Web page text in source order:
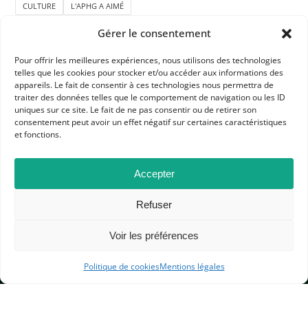
Gérer le consentement
Pour offrir les meilleures expériences, nous utilisons des technologies
telles que les cookies pour stocker et/ou accéder aux informations des
appareils. Le fait de consentir à ces technologies nous permettra de
traiter des données telles que le comportement de navigation ou les ID
uniques sur ce site. Le fait de ne pas consentir ou de retirer son
consentement peut avoir un effet négatif sur certaines caractéristiques
et fonctions.
Accepter
Refuser
Voir les préférences
Politique de cookiesMentions légales
CULTURE L'APHG A AIMÉ
Association des professeurs d'histoire et géographie
BP 6541 – 75065 Paris Cedex 02